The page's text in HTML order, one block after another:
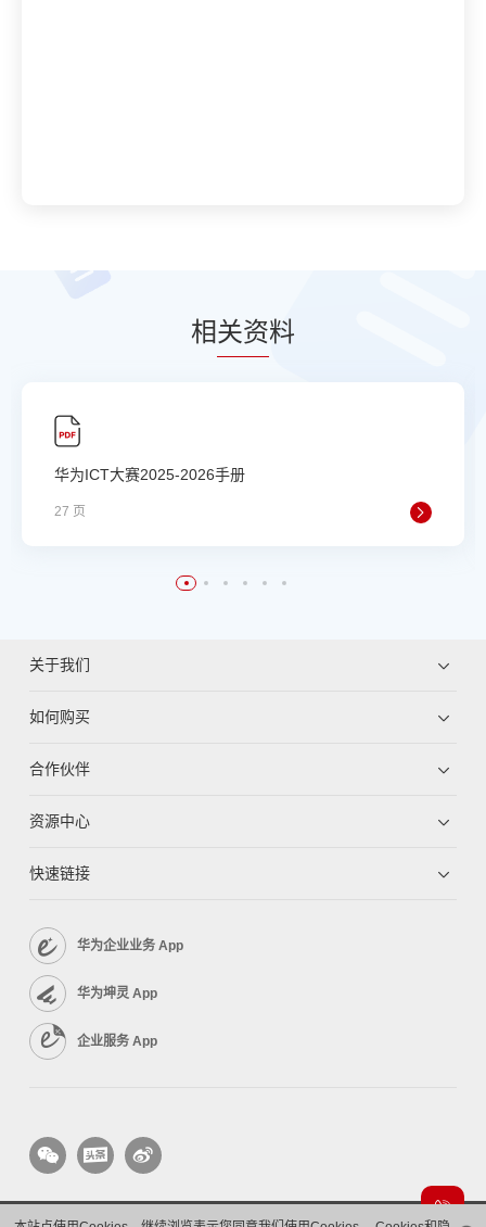
相关资料
华为ICT大赛2025-2026手册
27 页
关于我们
如何购买
合作伙伴
资源中心
快速链接
华为企业业务 App
华为坤灵 App
企业服务 App